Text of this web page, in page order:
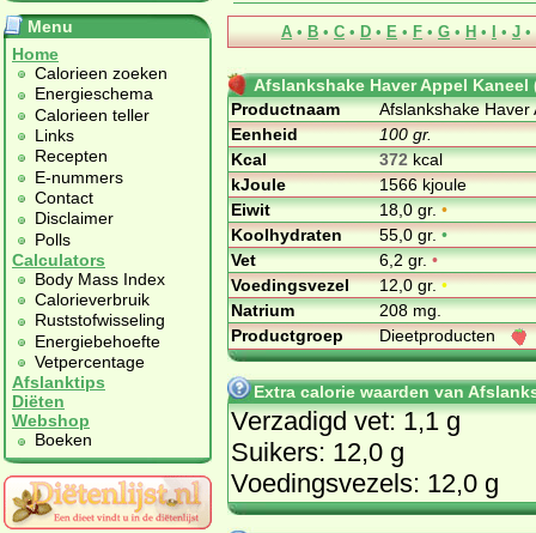
Menu
Home
Calorieen zoeken
Energieschema
Calorieen teller
Links
Recepten
E-nummers
Contact
Disclaimer
Polls
Calculators
Body Mass Index
Calorieverbruik
Ruststofwisseling
Energiebehoefte
Vetpercentage
Afslanktips
Diëten
Webshop
Boeken
A • B • C • D • E • F • G • H • I • J •
Afslankshake Haver Appel Kaneel
Productnaam
Afslankshake
Eenheid
100 gr.
Kcal
372kcal
kJoule
1566 kjoule
Eiwit
18,0 gr.•
Koolhydraten
55,0 gr.•
Vet
6,2 gr.•
Voedingsvezel
12,0 gr.•
Natrium
208 mg.
Productgroep
Dieetproducten
Extra calorie waarden van
Verzadigd vet: 1,1 g
Suikers: 12,0 g
Voedingsvezels: 12,0 g